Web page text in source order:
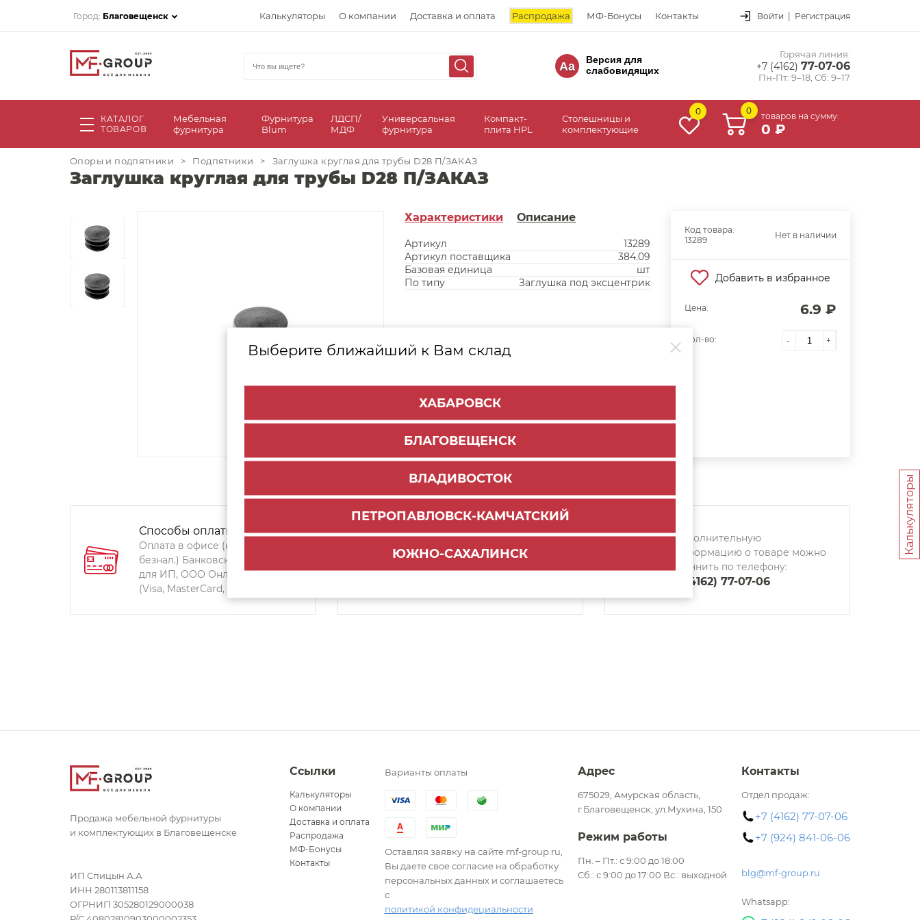
Город: Благовещенск Калькуляторы О компании Доставка и оплата Распродажа МФ-Бонусы Контакты Войти | Регистрация
Aa
Версия для
слабовидящих
Горячая линия:
+7 (4162) 77-07-06
Пн-Пт: 9–18, Сб: 9–17
КАТАЛОГ
ТОВАРОВ
Мебельная
фурнитура
Фурнитура
Blum
ЛДСП/
МДФ
Универсальная
фурнитура
Компакт-
плита HPL
Столешницы и
комплектующие
0 0
товаров на сумму:
0 ₽
Выберите ближайший к Вам склад
ХАБАРОВСК
БЛАГОВЕЩЕНСК
ВЛАДИВОСТОК
ПЕТРОПАВЛОВСК-КАМЧАТСКИЙ
ЮЖНО-САХАЛИНСК
Опоры и подпятники > Подпятники > Заглушка круглая для трубы D28 П/ЗАКАЗ
Заглушка круглая для трубы D28 П/ЗАКАЗ
Характеристики Описание
Артикул
13289
Артикул поставщика
384.09
Базовая единица
шт
По типу
Заглушка под эксцентрик
Код товара:
13289
Нет в наличии
Добавить в избранное
Цена: 6.9 ₽
Кол-во: - +
Способы оплаты:
Оплата в офисе (наличными,
безнал.) Банковский перевод
для ИП, ООО Онлайн-оплата
(Visa, MasterCard, Мир)
По городу:1000 руб.
Самовывоз:ул. Мухина 150
Дополнительную
информацию о товаре можно
уточнить по телефону:
8 (4162) 77-07-06
Калькуляторы
Продажа мебельной фурнитуры
и комплектующих в Благовещенске
ИП Спицын А.А
ИНН 280113811158
ОГРНИП 305280129000038
Ссылки
Калькуляторы
О компании
Доставка и оплата
Распродажа
МФ-Бонусы
Контакты
Варианты оплаты
Оставляя заявку на сайте mf-group.ru,
Вы даете свое согласие на обработку
персональных данных и соглашаетесь
с
политикой конфидециальности
Адрес
675029, Амурская область,
г.Благовещенск, ул.Мухина, 150
Режим работы
Пн. – Пт.: с 9:00 до 18:00
Сб.: с 9:00 до 17:00 Вс.: выходной
Контакты
Отдел продаж:
+7 (4162) 77-07-06
+7 (924) 841-06-06
blg@mf-group.ru
Whatsapp: